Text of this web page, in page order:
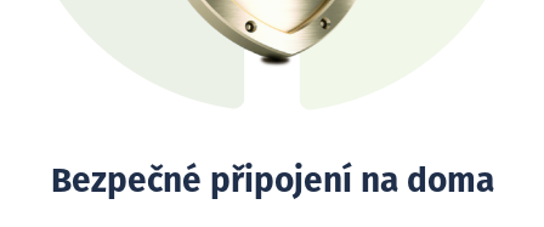
Bezpečné připojení na doma